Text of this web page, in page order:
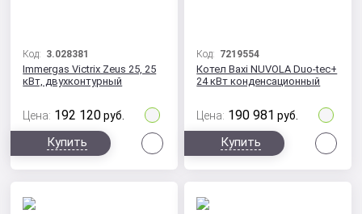
Код: 3.028381
Immergas Victrix Zeus 25, 25
кВт, двухконтурный
Цена: 192 120 руб.
Купить
Код: 7219554
Котел Baxi NUVOLA Duo-tec+
24 кВт конденсационный
Цена: 190 981 руб.
Купить